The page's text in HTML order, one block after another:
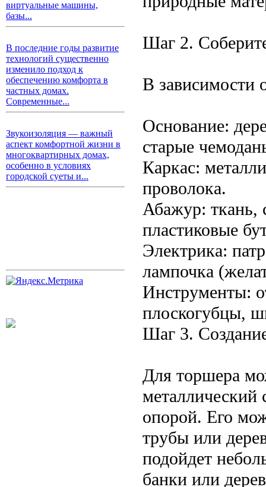
виртуальные машины,
базы...
В последние годы развитие
технологий существенно
изменило подход к
обеспечению комфорта в
частных домах.
Современные...
Звукоизоляция — важный
аспект комфортной жизни в
многоквартирных домах,
особенно в условиях
городской суеты и...
Шаг 2.
В зависимости
Основание:
старые
Каркас:
проволока.
Абажур: ткань,
пластиковые
Электрика:
лампочка
Инструменты:
плоскогубцы,
Шаг 3.
Для торшера
металлический
опорой. Его
трубы или
подойдет
банки или